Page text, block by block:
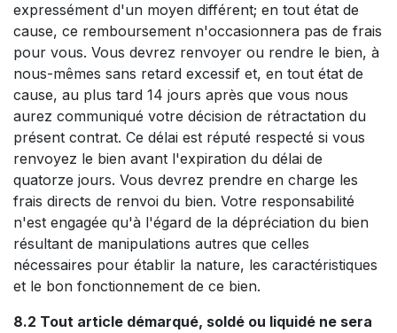
expressément d'un moyen différent; en tout état de
cause, ce remboursement n'occasionnera pas de frais
pour vous. Vous devrez renvoyer ou rendre le bien, à
nous-mêmes sans retard excessif et, en tout état de
cause, au plus tard 14 jours après que vous nous
aurez communiqué votre décision de rétractation du
présent contrat. Ce délai est réputé respecté si vous
renvoyez le bien avant l'expiration du délai de
quatorze jours. Vous devrez prendre en charge les
frais directs de renvoi du bien. Votre responsabilité
n'est engagée qu'à l'égard de la dépréciation du bien
résultant de manipulations autres que celles
nécessaires pour établir la nature, les caractéristiques
et le bon fonctionnement de ce bien.
8.2 Tout article démarqué, soldé ou liquidé ne sera